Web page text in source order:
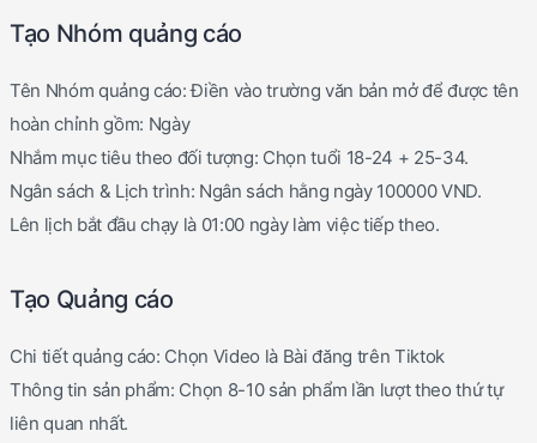
Tạo Nhóm quảng cáo
Tên Nhóm quảng cáo: Điền vào trường văn bản mở để được tên
hoàn chỉnh gồm: Ngày
Nhắm mục tiêu theo đối tượng: Chọn tuổi 18-24 + 25-34.
Ngân sách & Lịch trình: Ngân sách hằng ngày 100000 VND.
Lên lịch bắt đầu chạy là 01:00 ngày làm việc tiếp theo.
Tạo Quảng cáo
Chi tiết quảng cáo: Chọn Video là Bài đăng trên Tiktok
Thông tin sản phẩm: Chọn 8-10 sản phẩm lần lượt theo thứ tự
liên quan nhất.